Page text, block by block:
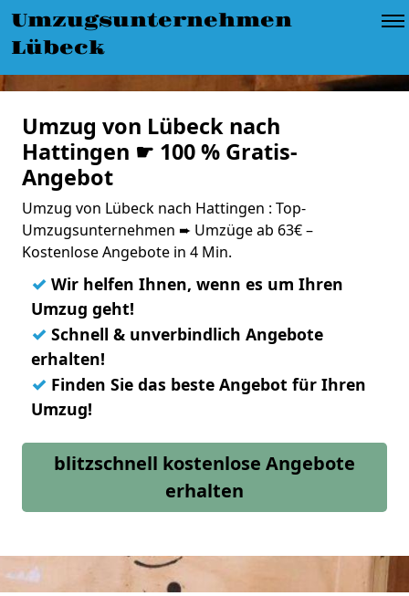
Umzugsunternehmen
Lübeck
Umzug von Lübeck nach
Hattingen ☛ 100 % Gratis-
Angebot
Umzug von Lübeck nach Hattingen : Top-
Umzugsunternehmen ➨ Umzüge ab 63€ –
Kostenlose Angebote in 4 Min.
✓ Wir helfen Ihnen, wenn es um Ihren
Umzug geht!
✓ Schnell & unverbindlich Angebote
erhalten!
✓ Finden Sie das beste Angebot für Ihren
Umzug!
blitzschnell kostenlose Angebote
erhalten